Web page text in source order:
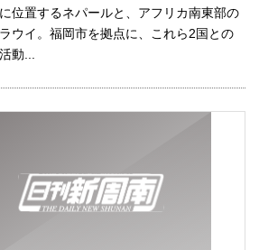
位置するネパールと、アフリカ南東部の
ウイ。福岡市を拠点に、これら2国との
動...